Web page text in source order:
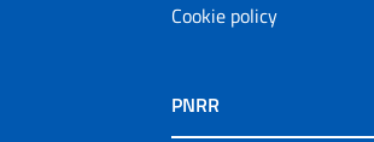
Cookie policy
PNRR